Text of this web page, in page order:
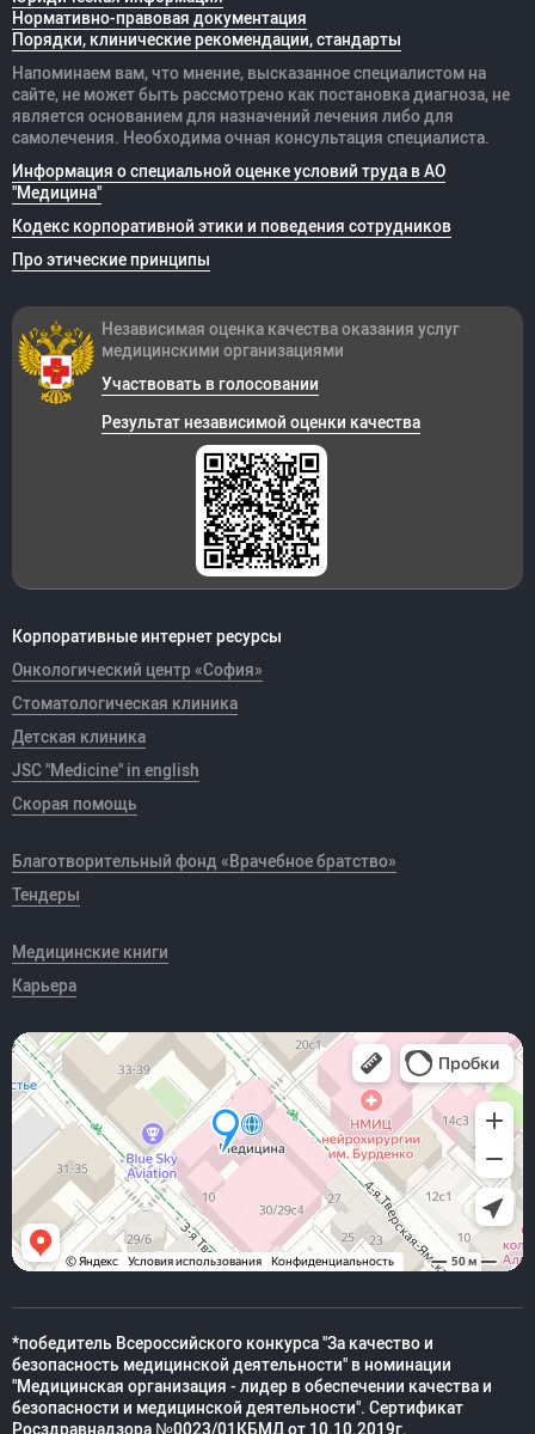
Нормативно-правовая документация
Порядки, клинические рекомендации, стандарты
Напоминаем вам, что мнение, высказанное специалистом на
сайте, не может быть рассмотрено как постановка диагноза, не
является основанием для назначений лечения либо для
самолечения. Необходима очная консультация специалиста.
Информация о специальной оценке условий труда в АО
"Медицина"
Кодекс корпоративной этики и поведения сотрудников
Про этические принципы
Корпоративные интернет ресурсы
Онкологический центр «София»
Стоматологическая клиника
Детская клиника
JSC "Medicine" in english
Скорая помощь
Благотворительный фонд «Врачебное братство»
Тендеры
Медицинские книги
Карьера
Независимая оценка качества оказания услуг
медицинскими организациями
Участвовать в голосовании
Результат независимой оценки качества
*победитель Всероссийского конкурса "За качество и
безопасность медицинской деятельности" в номинации
"Медицинская организация - лидер в обеспечении качества и
безопасности и медицинской деятельности". Сертификат
Росздравнадзора №0023/01КБМД от 10.10.2019г.